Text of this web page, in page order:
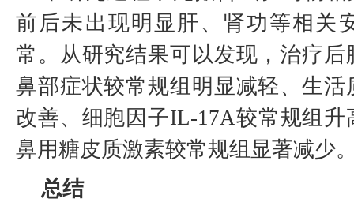
前后未出现明显肝、肾功等相关
常。从研究结果可以发现，治疗
鼻部症状较常规组明显减轻、生活
改善、细胞因子IL-17A较常规组升
鼻用糖皮质激素较常规组显著减少
总结